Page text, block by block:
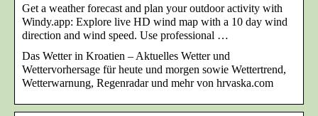
Get a weather forecast and plan your outdoor activity with
Windy.app: Explore live HD wind map with a 10 day wind
direction and wind speed. Use professional …
Das Wetter in Kroatien – Aktuelles Wetter und
Wettervorhersage für heute und morgen sowie Wettertrend,
Wetterwarnung, Regenradar und mehr von hrvaska.com